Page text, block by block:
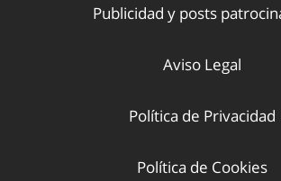
Publicidad y posts
Aviso Legal
Política de Privacidad
Política de Cookies